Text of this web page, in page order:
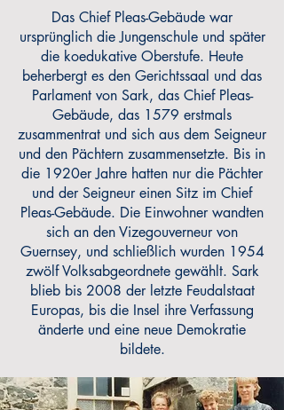
Das Chief Pleas-Gebäude war
ursprünglich die Jungenschule und später
die koedukative Oberstufe. Heute
beherbergt es den Gerichtssaal und das
Parlament von Sark, das Chief Pleas-
Gebäude, das 1579 erstmals
zusammentrat und sich aus dem Seigneur
und den Pächtern zusammensetzte. Bis in
die 1920er Jahre hatten nur die Pächter
und der Seigneur einen Sitz im Chief
Pleas-Gebäude. Die Einwohner wandten
sich an den Vizegouverneur von
Guernsey, und schließlich wurden 1954
zwölf Volksabgeordnete gewählt. Sark
blieb bis 2008 der letzte Feudalstaat
Europas, bis die Insel ihre Verfassung
änderte und eine neue Demokratie
bildete.